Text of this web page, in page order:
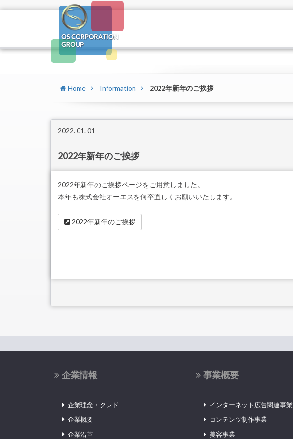
Home Information 2022年新年のご挨拶
2022. 01. 01
2022年新年のご挨拶
2022年新年のご挨拶ページをご用意しました。
本年も株式会社オーエスを何卒宜しくお願いいたします。
2022年新年のご挨拶
企業情報
企業理念・クレド
企業概要
企業沿革
事業概要
インターネット広告関連事業
コンテンツ制作事業
美容事業